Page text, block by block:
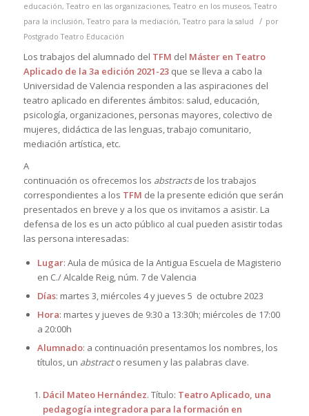
educación,Teatro en las organizaciones,Teatro en los museos,Teatro
para la inclusión,Teatro para la mediación,Teatro para la salud / por
Postgrado Teatro Educación
Los trabajos del alumnado del TFM del Máster en Teatro
Aplicado de la 3a edición 2021-23que se lleva a cabo la
Universidad de Valencia responden a las aspiraciones del
teatro aplicado en diferentes ámbitos: salud, educación,
psicología, organizaciones, personas mayores, colectivo de
mujeres, didáctica de las lenguas, trabajo comunitario,
mediación artística, etc.
A
continuación os ofrecemos los abstractsde los trabajos
correspondientes a los TFM de la presente edición que serán
presentados en breve y a los que os invitamos a asistir. La
defensa de los es un acto público al cual pueden asistir todas
las persona interesadas:
Lugar: Aula de música de la Antigua Escuela de Magisterio
en C./ Alcalde Reig, núm. 7 de Valencia
Días: martes 3, miércoles 4 y jueves 5 de octubre 2023
Hora: martes y jueves de 9:30 a 13:30h; miércoles de 17:00
a 20:00h
Alumnado: a continuación presentamos los nombres, los
títulos, un abstracto resumen y las palabras clave.
Dácil Mateo Hernández. Título: Teatro Aplicado, una
pedagogía integradora para la formación en